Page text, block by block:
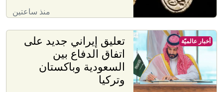
منذ ساعتين
تعليق إيراني جديد على
اتفاق الدفاع بين
السعودية وباكستان
وتركيا
أخبار عالميّة